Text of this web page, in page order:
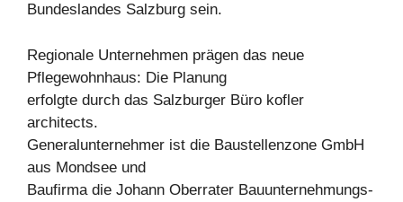
Bundeslandes Salzburg sein.
Regionale Unternehmen prägen das neue
Pflegewohnhaus: Die Planung
erfolgte durch das Salzburger Büro kofler
architects.
Generalunternehmer ist die Baustellenzone GmbH
aus Mondsee und
Baufirma die Johann Oberrater Bauunternehmungs-